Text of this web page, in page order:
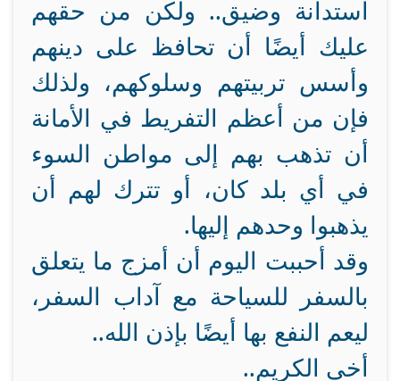
استدانة وضيق.. ولكن من حقهم
عليك أيضًا أن تحافظ على دينهم
وأسس تربيتهم وسلوكهم، ولذلك
فإن من أعظم التفريط في الأمانة
أن تذهب بهم إلى مواطن السوء
في أي بلد كان، أو تترك لهم أن
يذهبوا وحدهم إليها.
وقد أحببت اليوم أن أمزج ما يتعلق
بالسفر للسياحة مع آداب السفر،
ليعم النفع بها أيضًا بإذن الله..
أخي الكريم..